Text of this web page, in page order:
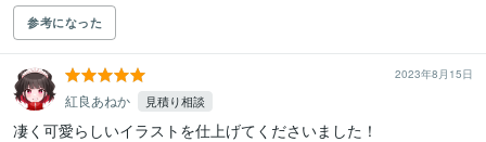
参考になった
2023年8月15日
紅良あねか 見積り相談
凄く可愛らしいイラストを仕上げてくださいました！